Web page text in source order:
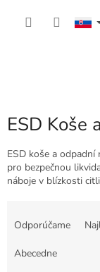
ESD Koše
ESD koše a
pro bezpečnou
náboje v blízkosti
Odporúčame
Abecedne